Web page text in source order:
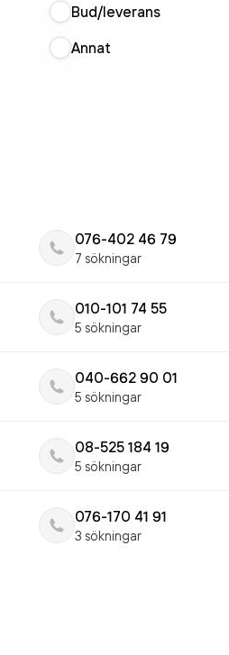
Bud/leverans
Annat
076-402 46 79
7 sökningar
010-101 74 55
5 sökningar
040-662 90 01
5 sökningar
08-525 184 19
5 sökningar
076-170 41 91
3 sökningar